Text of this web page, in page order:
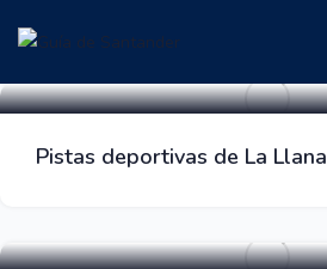
Pistas deportivas de La Llana